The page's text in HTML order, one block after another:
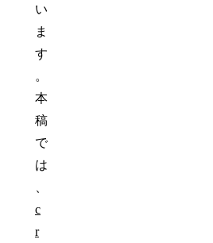
い
ま
す
。
本
稿
で
は
c
r